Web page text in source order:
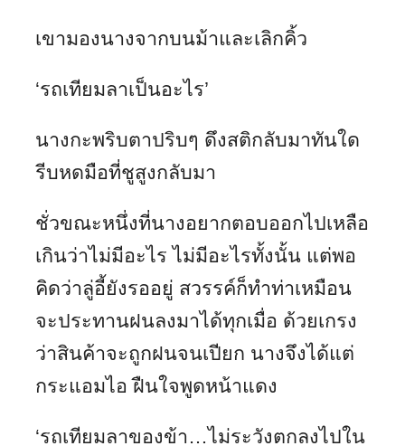
เขามองนางจากบนม้าและเลิกคิ้ว
‘รถเทียมลาเป็นอะไร’
นางกะพริบตาปริบๆ ดึงสติกลับมาทันใด
รีบหดมือที่ชูสูงกลับมา
ชั่วขณะหนึ่งที่นางอยากตอบออกไปเหลือ
เกินว่าไม่มีอะไร ไม่มีอะไรทั้งนั้น แต่พอ
คิดว่าลู่อี้ยังรออยู่ สวรรค์ก็ทำท่าเหมือน
จะประทานฝนลงมาได้ทุกเมื่อ ด้วยเกรง
ว่าสินค้าจะถูกฝนจนเปียก นางจึงได้แต่
กระแอมไอ ฝืนใจพูดหน้าแดง
‘รถเทียมลาของข้า…ไม่ระวังตกลงไปใน